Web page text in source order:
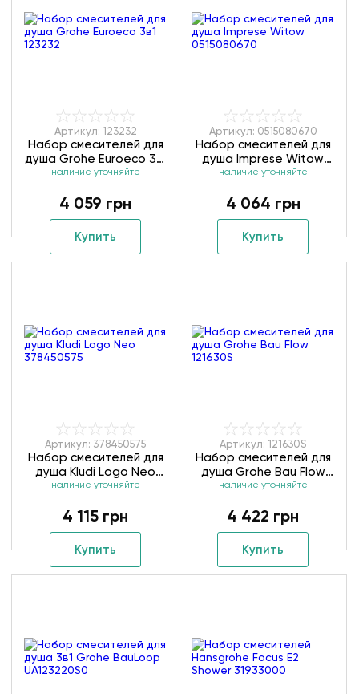
Артикул: 123232
Набор смесителей для
душа Grohe Euroeco 3в1
123232
наличие уточняйте
4 059 грн
Купить
Артикул: 0515080670
Набор смесителей для
душа Imprese Witow
0515080670
наличие уточняйте
4 064 грн
Купить
Артикул: 378450575
Набор смесителей для
душа Kludi Logo Neo
378450575
наличие уточняйте
4 115 грн
Купить
Артикул: 121630S
Набор смесителей для
душа Grohe Bau Flow
121630S
наличие уточняйте
4 422 грн
Купить